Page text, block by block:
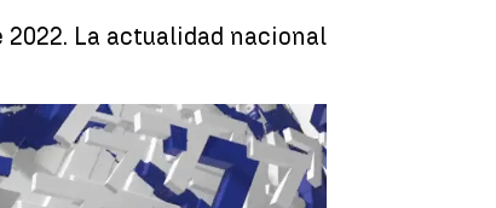
La actualidad nacional
16 de diciembre de 2022 |Antena 3 Noticias